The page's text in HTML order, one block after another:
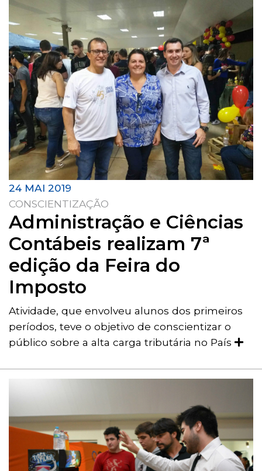
24 MAI 2019
CONSCIENTIZAÇÃO
Administração e Ciências
Contábeis realizam 7ª
edição da Feira do
Imposto
Atividade, que envolveu alunos dos primeiros
períodos, teve o objetivo de conscientizar o
público sobre a alta carga tributária no País